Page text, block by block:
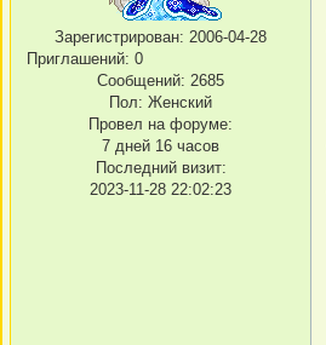
Зарегистрирован: 2006-04-28
Приглашений: 0
Сообщений: 2685
Пол: Женский
Провел на форуме:
7 дней 16 часов
Последний визит:
2023-11-28 22:02:23